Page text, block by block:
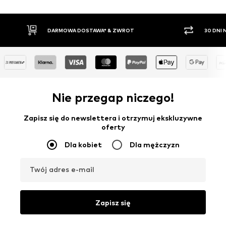
30 DNI NA ZWROT TOWARU
Nie przegap niczego!
Zapisz się do newslettera i otrzymuj ekskluzywne
oferty
Dla kobiet Dla mężczyzn
Twój adres e-mail
Zapisz się